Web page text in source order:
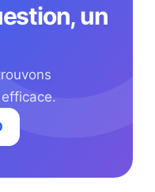
un